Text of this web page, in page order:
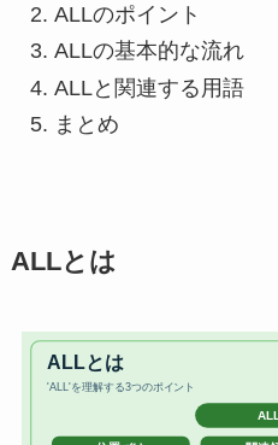
ALLのポイント
ALLの基本的な流れ
ALLと関連する用語
まとめ
ALLとは